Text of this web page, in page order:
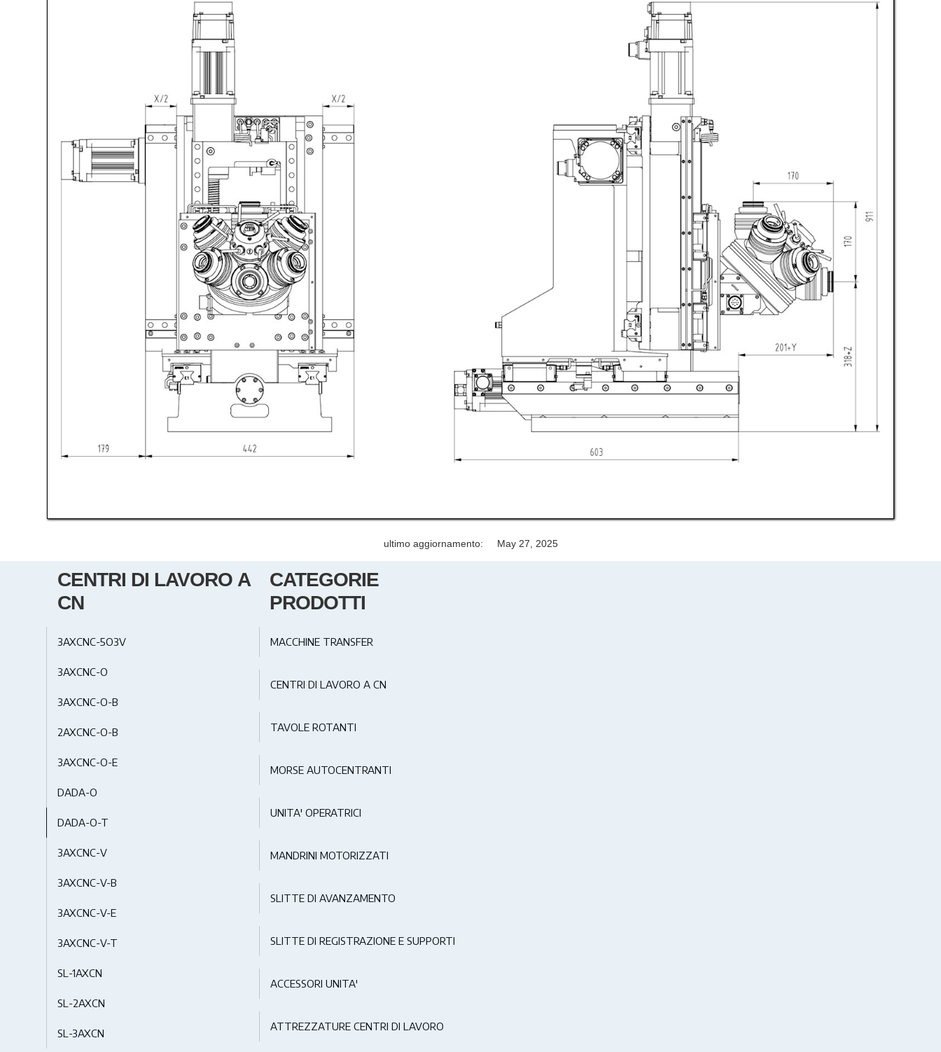
ultimo aggiornamento: May 27, 2025
CENTRI DI LAVORO A
CN
3AXCNC-5O3V
3AXCNC-O
3AXCNC-O-B
2AXCNC-O-B
3AXCNC-O-E
DADA-O
DADA-O-T
3AXCNC-V
3AXCNC-V-B
3AXCNC-V-E
3AXCNC-V-T
SL-1AXCN
SL-2AXCN
SL-3AXCN
CATEGORIE
PRODOTTI
MACCHINE TRANSFER
CENTRI DI LAVORO A CN
TAVOLE ROTANTI
MORSE AUTOCENTRANTI
UNITA' OPERATRICI
MANDRINI MOTORIZZATI
SLITTE DI AVANZAMENTO
SLITTE DI REGISTRAZIONE E SUPPORTI
ACCESSORI UNITA'
ATTREZZATURE CENTRI DI LAVORO